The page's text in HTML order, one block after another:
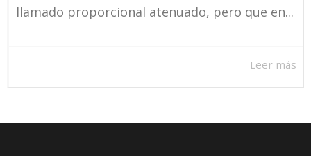
llamado proporcional atenuado, pero que en...
Leer más